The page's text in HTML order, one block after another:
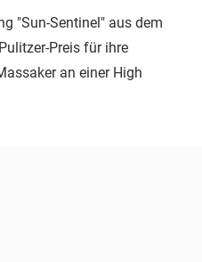
"Sun-Sentinel" aus dem
Preis für ihre
an einer High